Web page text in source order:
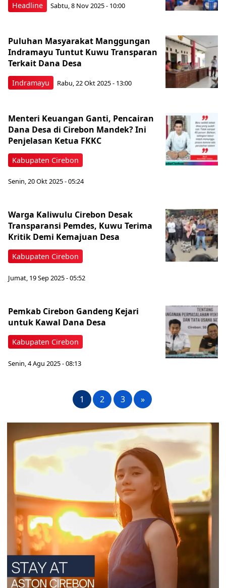
Headline Sabtu, 8 Nov 2025 - 10:00
Indramayu
Puluhan Masyarakat Manggungan
Indramayu Tuntut Kuwu Transparan
Terkait Dana Desa
Rabu, 22 Okt 2025 - 13:00
Kabupaten Cirebon
Menteri Keuangan Ganti, Pencairan
Dana Desa di Cirebon Mandek? Ini
Penjelasan Ketua FKKC
Senin, 20 Okt 2025 - 05:24
Kabupaten Cirebon
Warga Kaliwulu Cirebon Desak
Transparansi Pemdes, Kuwu Terima
Kritik Demi Kemajuan Desa
Jumat, 19 Sep 2025 - 05:52
Kabupaten Cirebon
Pemkab Cirebon Gandeng Kejari
untuk Kawal Dana Desa
Senin, 4 Agu 2025 - 08:13
1 2 3 »